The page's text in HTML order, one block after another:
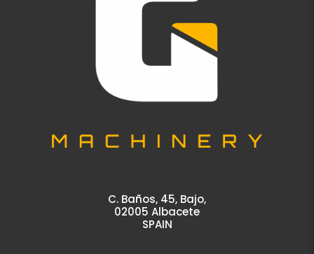
C. Baños, 45, Bajo,
02005 Albacete
SPAIN